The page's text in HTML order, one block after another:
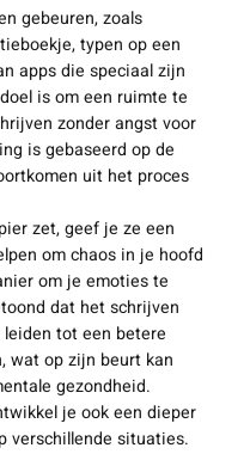
gebeuren, zoals
typen op een
apps die speciaal zijn
is om een ruimte te
zonder angst voor
is gebaseerd op de
uit het proces
zet, geef je ze een
om chaos in je hoofd
om je emoties te
dat het schrijven
tot een betere
wat op zijn beurt kan
gezondheid.
je ook een dieper
verschillende situaties.